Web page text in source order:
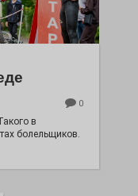
0
в
болельщиков.